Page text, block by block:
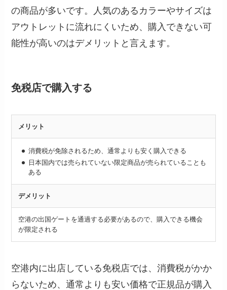
の商品が多いです。人気のあるカラーやサイズは
アウトレットに流れにくいため、購入できない可
能性が高いのはデメリットと言えます。
免税店で購入する
メリット
消費税が免除されるため、通常よりも安く購入できる
日本国内では売られていない限定商品が売られていることも
ある
デメリット
空港の出国ゲートを通過する必要があるので、購入できる機会
が限定される
空港内に出店している免税店では、消費税がかか
らないため、通常よりも安い価格で正規品が購入